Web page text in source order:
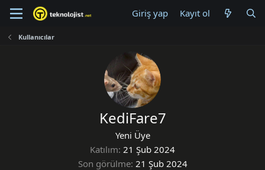
Giriş yap Kayıt ol
Kullanıcılar
KediFare7
Yeni Üye
Katılım 21 Şub 2024
Son görülme 21 Şub 2024